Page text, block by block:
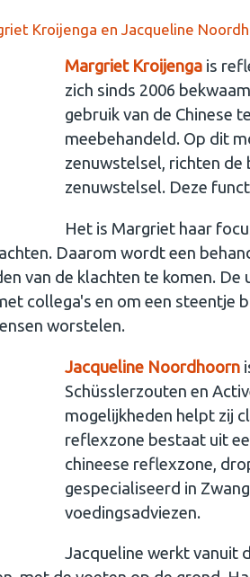
Kroijenga en Jacqueline
Margriet Kroijenga is
zich sinds 2006
gebruik van de Chinese
meebehandeld. Op dit
zenuwstelsel, richten de
zenuwstelsel. Deze
Het is Margriet haar
Daarom wordt een
van de klachten te komen.
collega's en om een steentje
worstelen.
Jacqueline Noordhoorn
Schüsslerzouten en
mogelijkheden helpt zij
reflexzone bestaat uit
chineese reflexzone,
gespecialiseerd in
voedingsadviezen.
Jacqueline werkt vanuit